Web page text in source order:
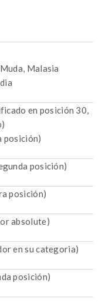
Malasia
en posición 30,
posición)
posición)
posición)
absolute)
en su categoria)
posición)